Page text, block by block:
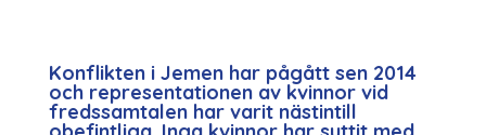
Konflikten i Jemen har pågått sen 2014
och representationen av kvinnor vid
fredssamtalen har varit nästintill